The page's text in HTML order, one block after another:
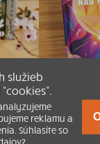
Dokumenty
verzia
služieb
reklamu a
Súhlasíte so